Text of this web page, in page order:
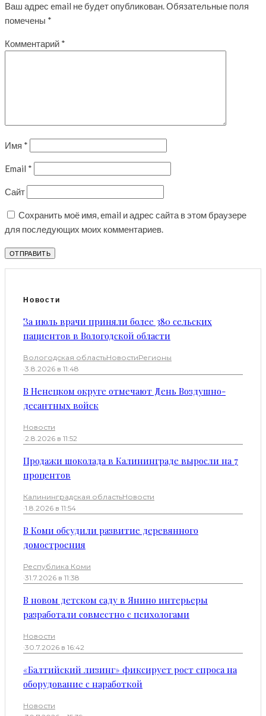
Ваш адрес email не будет опубликован.Обязательные поля
помечены *
Комментарий *
Имя *
Email *
Сайт
Сохранить моё имя, email и адрес сайта в этом браузере
для последующих моих комментариев.
Новости
За июль врачи приняли более 380 сельских
пациентов в Вологодской области
Вологодская областьНовостиРегионы
·3.8.2026 в 11:48
В Ненецком округе отмечают День Воздушно-
десантных войск
Новости
·2.8.2026 в 11:52
Продажи шоколада в Калининграде выросли на 7
процентов
Калининградская областьНовости
·1.8.2026 в 11:54
В Коми обсудили развитие деревянного
домостроения
Республика Коми
·31.7.2026 в 11:38
В новом детском саду в Янино интерьеры
разработали совместно с психологами
Новости
·30.7.2026 в 16:42
«Балтийский лизинг» фиксирует рост спроса на
оборудование с наработкой
Новости